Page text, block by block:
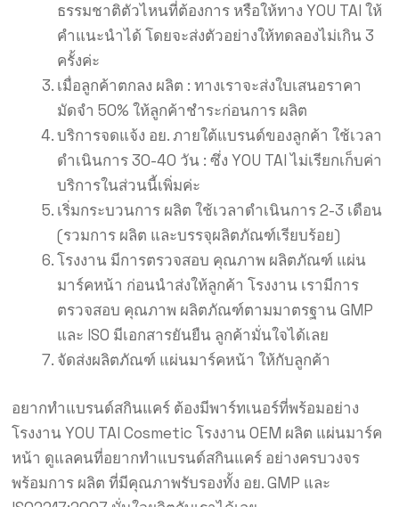
ธรรมชาติตัวไหนที่ต้องการ หรือให้ทาง YOU TAI ให้
คำแนะนำได้ โดยจะส่งตัวอย่างให้ทดลองไม่เกิน 3
ครั้งค่ะ
เมื่อลูกค้าตกลง ผลิต : ทางเราจะส่งใบเสนอราคา
มัดจำ 50% ให้ลูกค้าชำระก่อนการ ผลิต
บริการจดแจ้ง อย. ภายใต้แบรนด์ของลูกค้า ใช้เวลา
ดำเนินการ 30-40 วัน : ซึ่ง YOU TAI ไม่เรียกเก็บค่า
บริการในส่วนนี้เพิ่มค่ะ
เริ่มกระบวนการ ผลิต ใช้เวลาดำเนินการ 2-3 เดือน
(รวมการ ผลิต และบรรจุผลิตภัณฑ์เรียบร้อย)
โรงงาน มีการตรวจสอบ คุณภาพ ผลิตภัณฑ์ แผ่น
มาร์คหน้า ก่อนนำส่งให้ลูกค้า โรงงาน เรามีการ
ตรวจสอบ คุณภาพ ผลิตภัณฑ์ตามมาตรฐาน GMP
และ ISO มีเอกสารยันยืน ลูกค้ามั่นใจได้เลย
จัดส่งผลิตภัณฑ์ แผ่นมาร์คหน้า ให้กับลูกค้า
อยากทำแบรนด์สกินแคร์ ต้องมีพาร์ทเนอร์ที่พร้อมอย่าง
โรงงาน YOU TAI Cosmetic โรงงาน OEM ผลิต แผ่นมาร์ค
หน้า ดูแลคนที่อยากทำแบรนด์สกินแคร์ อย่างครบวงจร
พร้อมการ ผลิต ที่มีคุณภาพรับรองทั้ง อย. GMP และ